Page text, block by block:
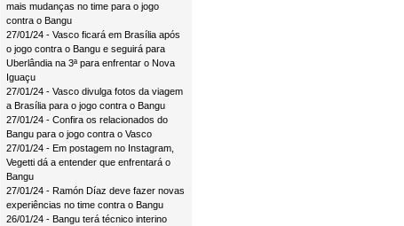
mais mudanças no time para o jogo
contra o Bangu
27/01/24 - Vasco ficará em Brasília após
o jogo contra o Bangu e seguirá para
Uberlândia na 3ª para enfrentar o Nova
Iguaçu
27/01/24 - Vasco divulga fotos da viagem
a Brasília para o jogo contra o Bangu
27/01/24 - Confira os relacionados do
Bangu para o jogo contra o Vasco
27/01/24 - Em postagem no Instagram,
Vegetti dá a entender que enfrentará o
Bangu
27/01/24 - Ramón Díaz deve fazer novas
experiências no time contra o Bangu
26/01/24 - Bangu terá técnico interino